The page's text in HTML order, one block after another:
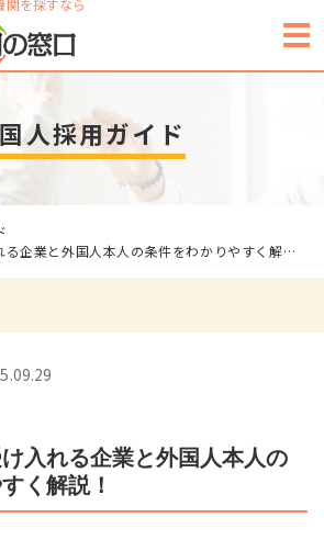
を探すなら
人採用ガイド
企業と外国人本人の条件をわかりやすく解説！
入れる企業と外国人本人の
く解説！